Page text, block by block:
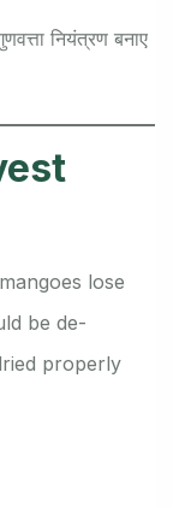
नियंत्रण बनाए
lose
be de-
properly